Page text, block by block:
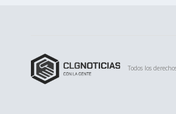
Todos los